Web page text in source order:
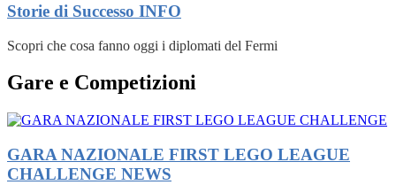
Storie di Successo INFO
Scopri che cosa fanno oggi i diplomati del Fermi
Gare e Competizioni
GARA NAZIONALE FIRST LEGO LEAGUE
CHALLENGE NEWS